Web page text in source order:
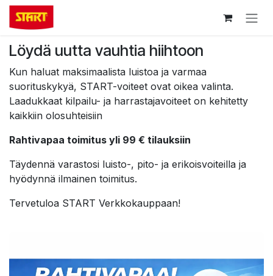
Siirry sisältöön
Löydä uutta vauhtia hiihtoon
Kun haluat maksimaalista luistoa ja varmaa
suorituskykyä, START-voiteet ovat oikea valinta.
Laadukkaat kilpailu- ja harrastajavoiteet on kehitetty
kaikkiin olosuhteisiin
Rahtivapaa toimitus yli 99 € tilauksiin
Täydennä varastosi luisto-, pito- ja erikoisvoiteilla ja
hyödynnä ilmainen toimitus.
Tervetuloa START Verkkokauppaan!